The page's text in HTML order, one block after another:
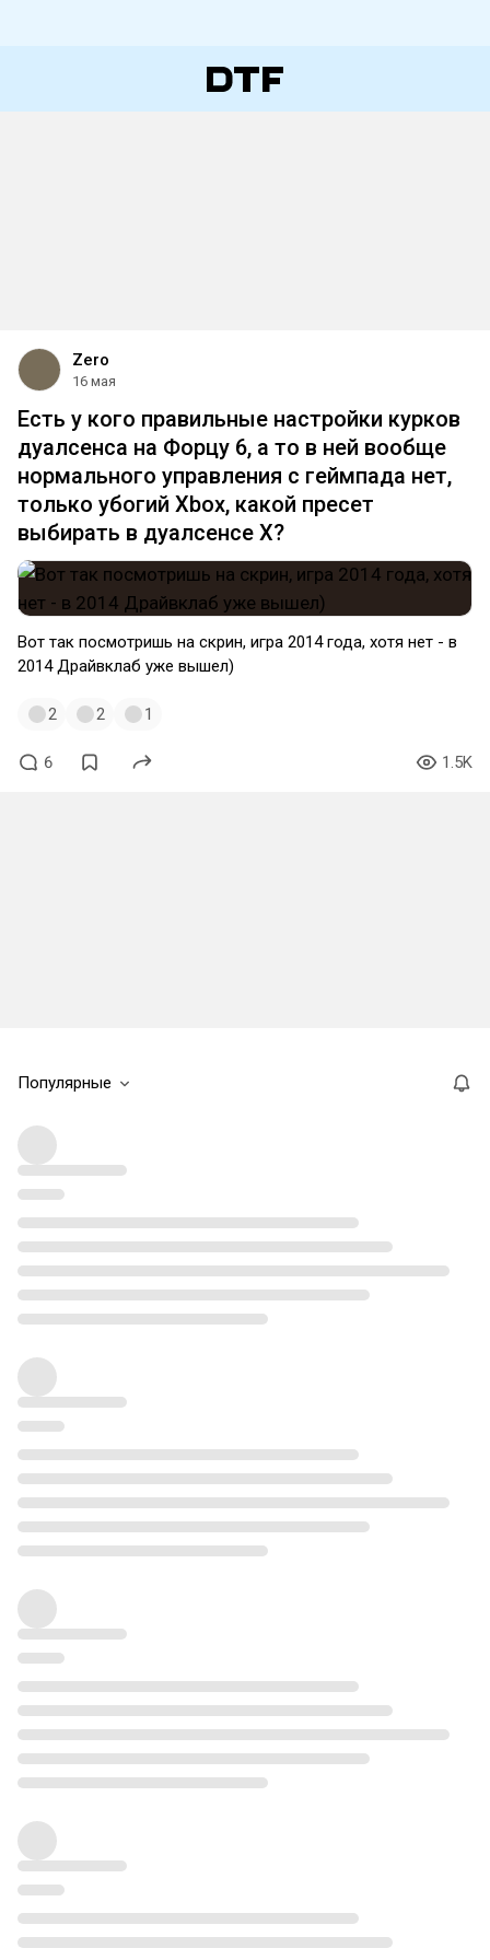
Zero
16 мая
Есть у кого правильные настройки курков
дуалсенса на Форцу 6, а то в ней вообще
нормального управления с геймпада нет,
только убогий Xbox, какой пресет
выбирать в дуалсенсе X?
Вот так посмотришь на скрин, игра 2014 года, хотя нет - в
2014 Драйвклаб уже вышел)
2 2 1
6 1.5K
Популярные